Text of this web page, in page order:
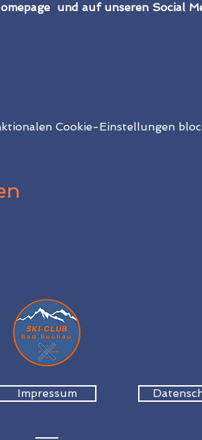
und auf unseren Social
Cookie-Einstellungen
Impressum